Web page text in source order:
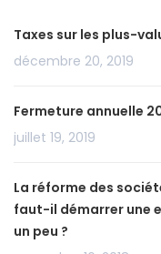
Taxes sur les plus-
décembre 20, 2019
Fermeture annuelle
juillet 19, 2019
La réforme des
faut-il démarrer une
un peu ?